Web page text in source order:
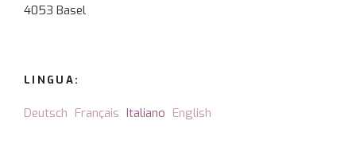
4053 Basel
LINGUA:
Deutsch Français Italiano English